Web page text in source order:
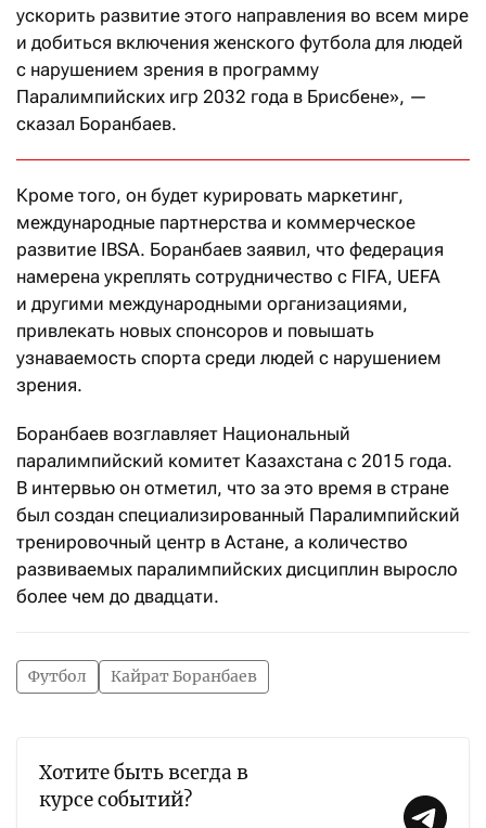
ускорить развитие этого направления во всем мире
и добиться включения женского футбола для людей
с нарушением зрения в программу
Паралимпийских игр 2032 года в Брисбене», —
сказал Боранбаев.
Кроме того, он будет курировать маркетинг,
международные партнерства и коммерческое
развитие IBSA. Боранбаев заявил, что федерация
намерена укреплять сотрудничество с FIFA, UEFA
и другими международными организациями,
привлекать новых спонсоров и повышать
узнаваемость спорта среди людей с нарушением
зрения.
Боранбаев возглавляет Национальный
паралимпийский комитет Казахстана с 2015 года.
В интервью он отметил, что за это время в стране
был создан специализированный Паралимпийский
тренировочный центр в Астане, а количество
развиваемых паралимпийских дисциплин выросло
более чем до двадцати.
Футбол Кайрат Боранбаев
Хотите быть всегда в
курсе событий?